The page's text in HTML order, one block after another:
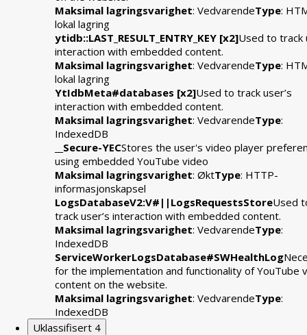
Maksimal lagringsvarighet: VedvarendeType:
lokal lagring
ytidb::LAST_RESULT_ENTRY_KEY [x2]Used to track
interaction with embedded content.
Maksimal lagringsvarighet: VedvarendeType:
lokal lagring
YtIdbMeta#databases [x2]Used to track user’s
interaction with embedded content.
Maksimal lagringsvarighet: VedvarendeType:
IndexedDB
__Secure-YECStores the user's video player
using embedded YouTube video
Maksimal lagringsvarighet: ØktType: HTTP-
informasjonskapsel
LogsDatabaseV2:V#||LogsRequestsStoreUsed
track user’s interaction with embedded content.
Maksimal lagringsvarighet: VedvarendeType:
IndexedDB
ServiceWorkerLogsDatabase#SWHealthLog
for the implementation and functionality of YouTube
content on the website.
Maksimal lagringsvarighet: VedvarendeType:
IndexedDB
Uklassifisert 4